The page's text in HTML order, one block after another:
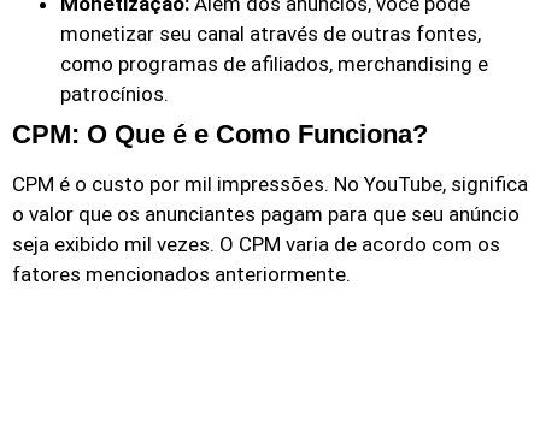
monetizar seu canal através de outras fontes,
como programas de afiliados, merchandising e
patrocínios.
CPM: O Que é e Como Funciona?
CPM é o custo por mil impressões. No YouTube, significa
o valor que os anunciantes pagam para que seu anúncio
seja exibido mil vezes. O CPM varia de acordo com os
fatores mencionados anteriormente.